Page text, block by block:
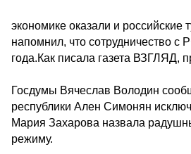
экономике оказали и
напомнил, что сотрудничество
года.Как писала газета ВЗГЛЯД,
Госдумы Вячеслав Володин
республики Ален Симонян
Мария Захарова назвала
режиму.